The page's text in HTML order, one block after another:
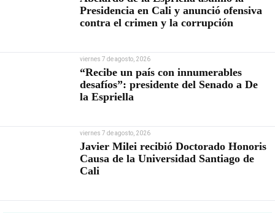
Presidencia en Cali y anunció ofensiva
contra el crimen y la corrupción
viernes 7 de agosto, 2026
“Recibe un país con innumerables
desafíos”: presidente del Senado a De
la Espriella
viernes 7 de agosto, 2026
Javier Milei recibió Doctorado Honoris
Causa de la Universidad Santiago de
Cali